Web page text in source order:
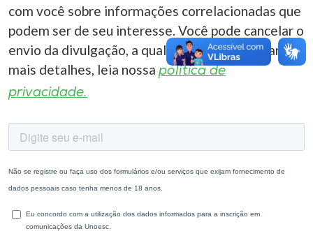
com você sobre informações correlacionadas que
podem ser de seu interesse. Você pode cancelar o
envio da divulgação, a qualquer momento. Para
mais detalhes, leia nossa política de
privacidade.